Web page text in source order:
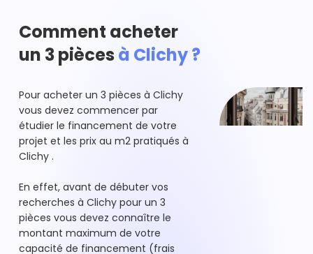
Comment acheter
un 3 pièces à Clichy ?
Pour acheter un 3 pièces à Clichy
vous devez commencer par
étudier le financement de votre
projet et les prix au m2 pratiqués à
Clichy .
En effet, avant de débuter vos
recherches à Clichy pour un 3
pièces vous devez connaître le
montant maximum de votre
capacité de financement (frais